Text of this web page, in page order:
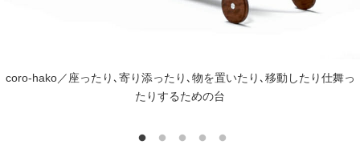
coro-hako／座ったり､寄り添ったり､物を置いたり､移動したり仕舞っ
たりするための台